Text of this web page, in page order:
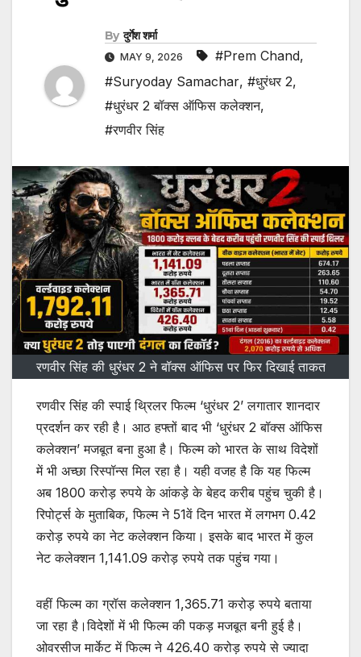
By दुर्गेश शर्मा
MAY 9, 2026 #Prem Chand,
#Suryoday Samachar, #धुरंधर 2,
#धुरंधर 2 बॉक्स ऑफिस कलेक्शन,
#रणवीर सिंह
रणवीर सिंह की धुरंधर 2 ने बॉक्स ऑफिस पर फिर दिखाई ताकत
रणवीर सिंह की स्पाई थ्रिलर फिल्म ‘धुरंधर 2’ लगातार शानदार
प्रदर्शन कर रही है। आठ हफ्तों बाद भी ‘धुरंधर 2 बॉक्स ऑफिस
कलेक्शन’ मजबूत बना हुआ है। फिल्म को भारत के साथ विदेशों
में भी अच्छा रिस्पॉन्स मिल रहा है। यही वजह है कि यह फिल्म
अब 1800 करोड़ रुपये के आंकड़े के बेहद करीब पहुंच चुकी है।
रिपोर्ट्स के मुताबिक, फिल्म ने 51वें दिन भारत में लगभग 0.42
करोड़ रुपये का नेट कलेक्शन किया। इसके बाद भारत में कुल
नेट कलेक्शन 1,141.09 करोड़ रुपये तक पहुंच गया।
वहीं फिल्म का ग्रॉस कलेक्शन 1,365.71 करोड़ रुपये बताया
जा रहा है।विदेशों में भी फिल्म की पकड़ मजबूत बनी हुई है।
ओवरसीज मार्केट में फिल्म ने 426.40 करोड़ रुपये से ज्यादा